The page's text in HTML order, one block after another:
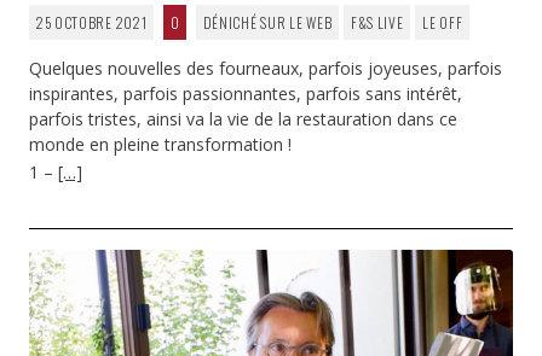
25 OCTOBRE 2021 0 DÉNICHÉ SUR LE WEB F&S LIVE LE OFF
Quelques nouvelles des fourneaux, parfois joyeuses, parfois
inspirantes, parfois passionnantes, parfois sans intérêt,
parfois tristes, ainsi va la vie de la restauration dans ce
monde en pleine transformation !
1 – […]